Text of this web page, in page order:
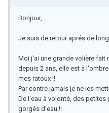
Bonjour,
Je suis de retour aprés de
Moi j'ai une grande volière fait
depuis 2 ans, elle est à
mes ratoux !!
Par contre jamais je ne les
De l'eau à volonté, des
gorgés d'eau !!